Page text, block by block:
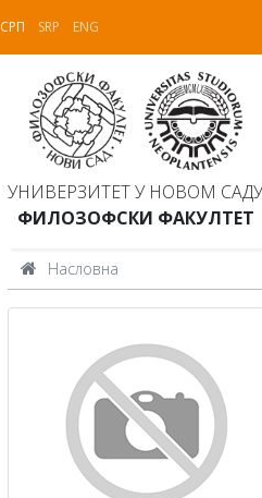
СРП SRP ENG
УНИВЕРЗИТЕТ У НОВОМ САДУ
ФИЛОЗОФСКИ ФАКУЛТЕТ
Насловна